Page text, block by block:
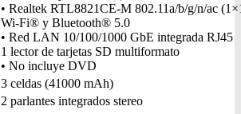
• Realtek RTL8821CE-M 802.11a/b/g/n/ac
Wi-Fi® y Bluetooth® 5.0
• Red LAN 10/100/1000 GbE integrada RJ45
1 lector de tarjetas SD multiformato
• No incluye DVD
3 celdas (41000 mAh)
2 parlantes integrados stereo